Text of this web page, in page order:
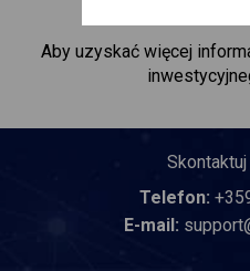
Aby uzyskać więcej
Telefon:
E-mail: